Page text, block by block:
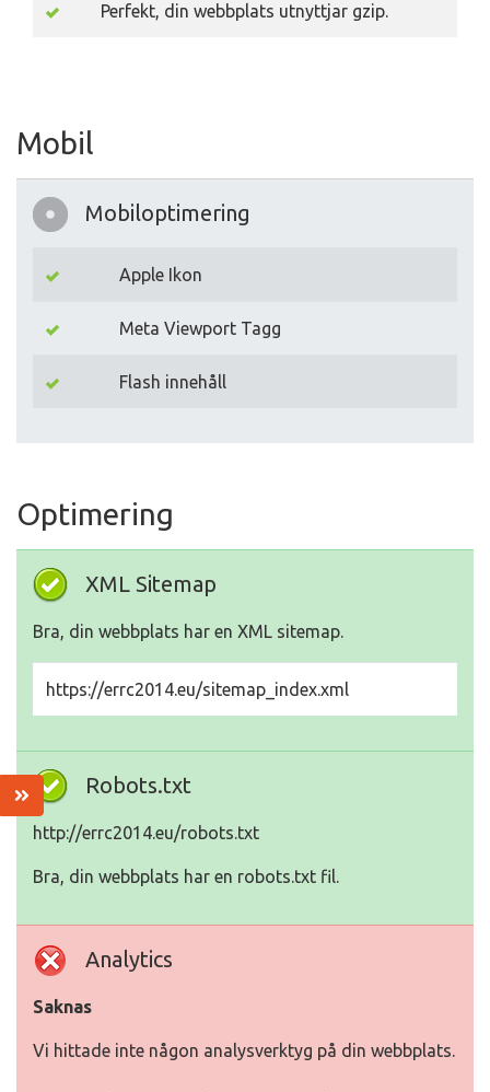
Perfekt, din webbplats utnyttjar gzip.
Mobil
Mobiloptimering
Apple Ikon
Meta Viewport Tagg
Flash innehåll
Optimering
XML Sitemap
Bra, din webbplats har en XML sitemap.
https://errc2014.eu/sitemap_index.xml
Robots.txt
http://errc2014.eu/robots.txt
Bra, din webbplats har en robots.txt fil.
Analytics
Saknas
Vi hittade inte någon analysverktyg på din webbplats.